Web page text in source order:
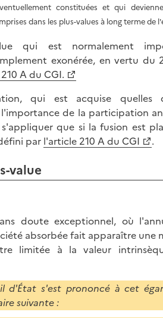
constituées et qui
dans les plus-values à long terme de
qui est normalement
exonérée, en vertu du
A du CGI.
qui est acquise quelles
de la participation
que si la fusion est
par l'article 210 A du CGI .
value
doute exceptionnel, où
absorbée fait apparaître une
limitée à la valeur
d'État s'est prononcé à cet
suivante :